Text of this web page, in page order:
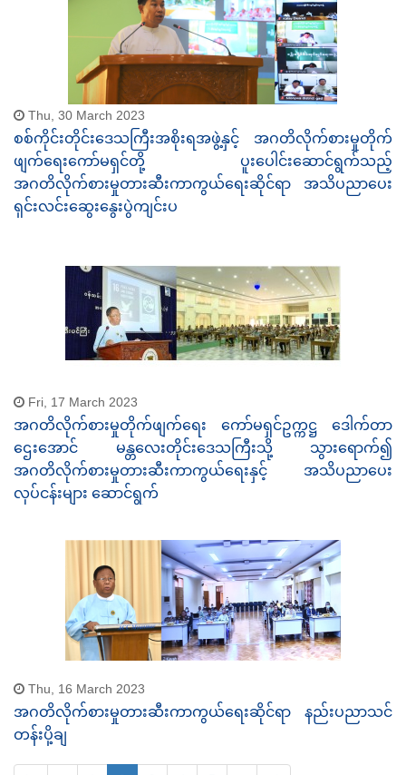
Thu, 30 March 2023
စစ်ကိုင်းတိုင်းဒေသကြီးအစိုးရအဖွဲ့နှင့် အဂတိလိုက်စားမှုတိုက်
ဖျက်ရေးကော်မရှင်တို့ ပူးပေါင်းဆောင်ရွက်သည့်
အဂတိလိုက်စားမှုတားဆီးကာကွယ်ရေးဆိုင်ရာ အသိပညာပေး
ရှင်းလင်းဆွေးနွေးပွဲကျင်းပ
Fri, 17 March 2023
အဂတိလိုက်စားမှုတိုက်ဖျက်ရေး ကော်မရှင်ဥက္ကဋ္ဌ ဒေါက်တာ
ဌေးအောင် မန္တလေးတိုင်းဒေသကြီးသို့ သွားရောက်၍
အဂတိလိုက်စားမှုတားဆီးကာကွယ်ရေးနှင့် အသိပညာပေး
လုပ်ငန်းများ ဆောင်ရွက်
Thu, 16 March 2023
အဂတိလိုက်စားမှုတားဆီးကာကွယ်ရေးဆိုင်ရာ နည်းပညာသင်
တန်းပို့ချ